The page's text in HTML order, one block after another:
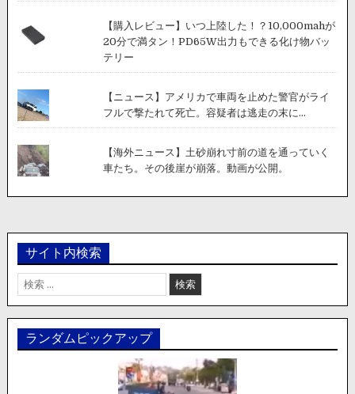
【購入レビュー】いつ上陸した！？10,000mahが
20分で満タン！PD65W出力もできる化け物バッ
テリー
【ニュース】アメリカで車両を止めた警官がライ
フルで撃たれて死亡。容疑者は逃走の末に...
【海外ニュース】土砂崩れ寸前の道を通っていく
車たち。その後崖が崩落。動画が公開。
サイト内検索
検
索:
ランダムピックアップ